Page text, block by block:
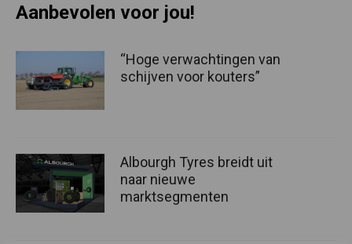
Aanbevolen voor jou!
“Hoge verwachtingen van
schijven voor kouters”
Albourgh Tyres breidt uit
naar nieuwe
marktsegmenten